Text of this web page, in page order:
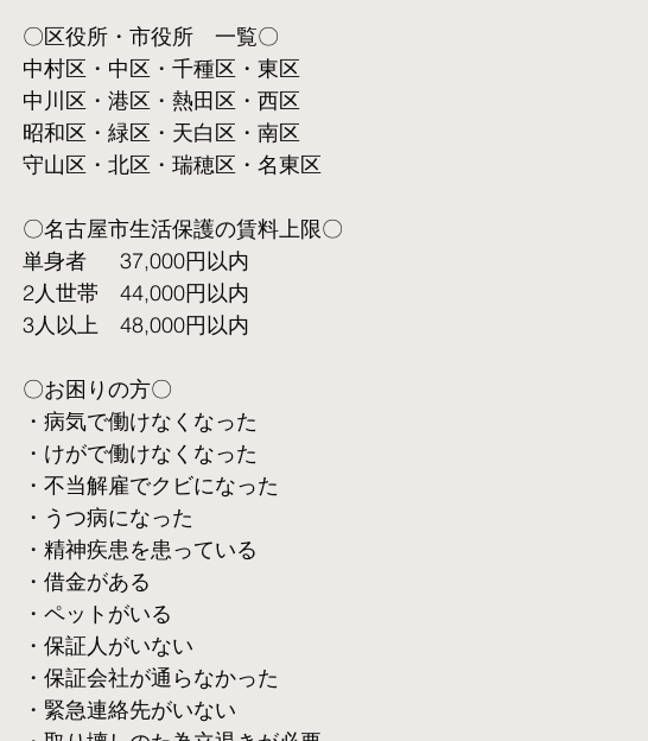
〇区役所・市役所　一覧〇
中村区・中区・千種区・東区
中川区・港区・熱田区・西区
昭和区・緑区・天白区・南区
守山区・北区・瑞穂区・名東区
〇名古屋市生活保護の賃料上限〇
単身者  　37,000円以内
2人世帯　44,000円以内
3人以上　48,000円以内
〇お困りの方〇
・病気で働けなくなった
・けがで働けなくなった
・不当解雇でクビになった
・うつ病になった
・精神疾患を患っている
・借金がある
・ペットがいる
・保証人がいない
・保証会社が通らなかった
・緊急連絡先がいない